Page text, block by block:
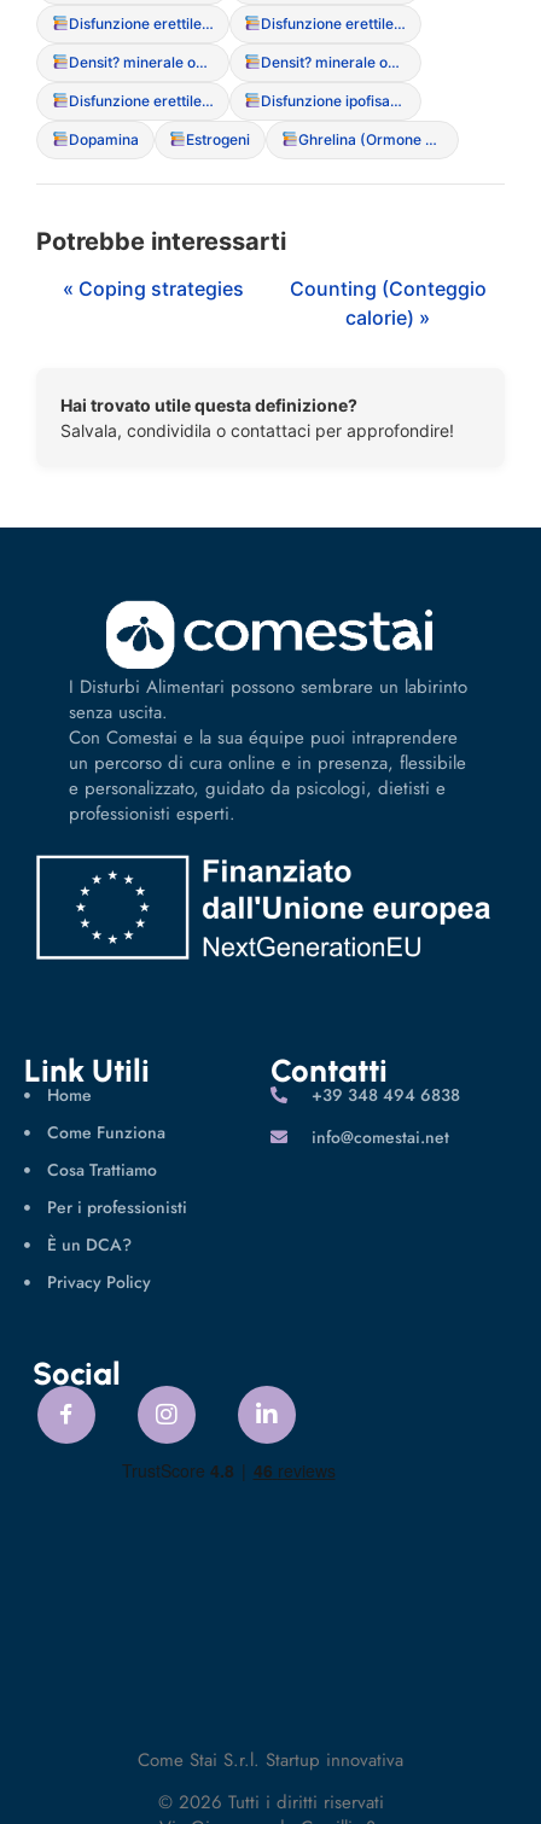
Disfunzione erettile (a causa dei DCA negli uomini) Disfunzione erettile (a causa dei DCA negli uomini)
Densit? minerale ossea (MOC) Densit? minerale ossea (MOC)
Disfunzione erettile (a causa dei DCA negli uomini) Disfunzione ipofisaria
Dopamina Estrogeni Ghrelina (Ormone della fame)
Potrebbe interessarti
« Coping strategies
Counting (Conteggio
calorie) »
Hai trovato utile questa definizione?
Salvala, condividila o contattaci per approfondire!
I Disturbi Alimentari possono sembrare un labirinto
senza uscita.
Con Comestai e la sua équipe puoi intraprendere
un percorso di cura online e in presenza, flessibile
e personalizzato, guidato da psicologi, dietisti e
professionisti esperti.
Link Utili
Home
Come Funziona
Cosa Trattiamo
Per i professionisti
È un DCA?
Privacy Policy
Contatti
‪+39 348 494 6838
info@comestai.net
Social
Come Stai S.r.l. Startup innovativa
© 2026 Tutti i diritti riservati